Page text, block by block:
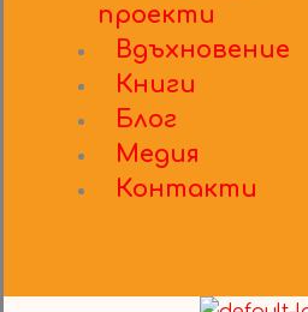
проекти
Вдъхновение
Книги
Блог
Медия
Контакти